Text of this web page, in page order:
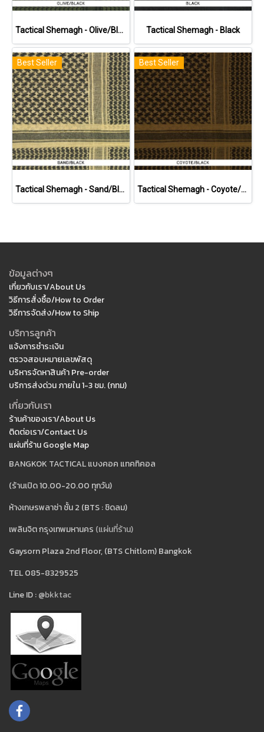
Tactical Shemagh - Olive/Black Tactical Shemagh - Black
Best Seller
Tactical Shemagh - Sand/Black
Best Seller
Tactical Shemagh - Coyote/Black
ข้อมูลต่างๆ
เกี่ยวกับเรา/About Us
วิธีการสั่งซื้อ/How to Order
วิธีการจัดส่ง/How to Ship
บริการลูกค้า
แจ้งการชำระเงิน
ตรวจสอบหมายเลขพัสดุ
บริหารจัดหาสินค้า Pre-order
บริการส่งด่วน ภายใน 1-3 ชม. (กทม)
เกี่ยวกับเรา
ร้านค้าของเรา/About Us
ติดต่อเรา/Contact Us
แผ่นที่ร้าน Google Map
BANGKOK TACTICAL แบงคอค แทคทิคอล
(ร้านเปิด 10.00-20.00 ทุกวัน)
ห้างเกษรพลาซ่า ชั้น 2 (BTS : ชิดลม)
เพลินจิต กรุงเทพมหานคร (แผ่นที่ร้าน)
Gaysorn Plaza 2nd Floor, (BTS Chitlom) Bangkok
TEL 085-8329525
Line ID :@bkktac